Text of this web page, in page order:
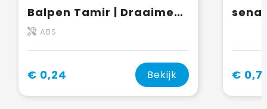
Balpen Tamir | Draaimechanisme
ABS
€ 0,24 Bekijk €